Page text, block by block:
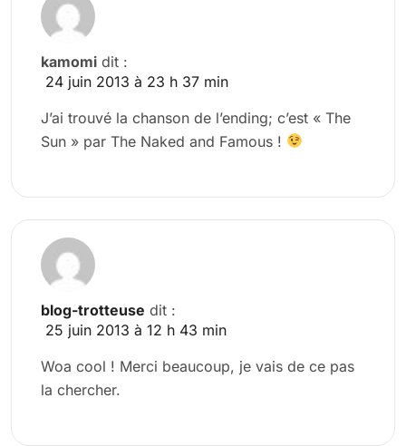
kamomi dit :
24 juin 2013 à 23 h 37 min
J’ai trouvé la chanson de l’ending; c’est « The
Sun » par The Naked and Famous !
blog-trotteuse dit :
25 juin 2013 à 12 h 43 min
Woa cool ! Merci beaucoup, je vais de ce pas
la chercher.